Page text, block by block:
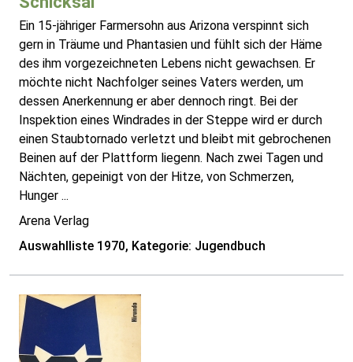
Ein 15-jähriger Farmersohn aus Arizona verspinnt sich
gern in Träume und Phantasien und fühlt sich der Häme
des ihm vorgezeichneten Lebens nicht gewachsen. Er
möchte nicht Nachfolger seines Vaters werden, um
dessen Anerkennung er aber dennoch ringt. Bei der
Inspektion eines Windrades in der Steppe wird er durch
einen Staubtornado verletzt und bleibt mit gebrochenen
Beinen auf der Plattform liegenn. Nach zwei Tagen und
Nächten, gepeinigt von der Hitze, von Schmerzen,
Hunger ...
Arena Verlag
Auswahlliste 1970, Kategorie: Jugendbuch